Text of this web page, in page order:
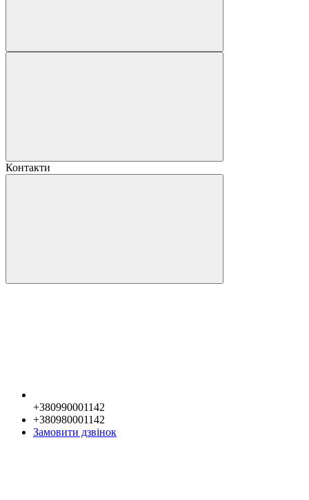
Контакти
+380990001142
+380980001142
Замовити дзвінок